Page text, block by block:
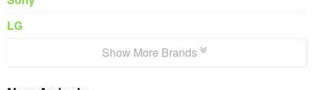
LG
Show More Brands